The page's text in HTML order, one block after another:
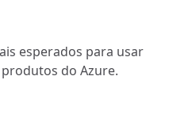
esperados para usar
do Azure.